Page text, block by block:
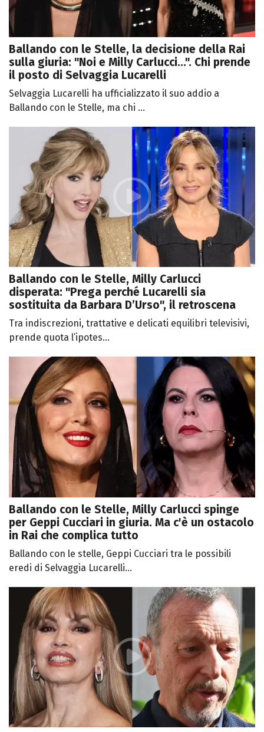
Ballando con le Stelle, la decisione della Rai
sulla giuria: "Noi e Milly Carlucci...". Chi prende
il posto di Selvaggia Lucarelli
Selvaggia Lucarelli ha ufficializzato il suo addio a
Ballando con le Stelle, ma chi ...
Ballando con le Stelle, Milly Carlucci
disperata: "Prega perché Lucarelli sia
sostituita da Barbara D’Urso", il retroscena
Tra indiscrezioni, trattative e delicati equilibri televisivi,
prende quota l’ipotes...
Ballando con le Stelle, Milly Carlucci spinge
per Geppi Cucciari in giuria. Ma c'è un ostacolo
in Rai che complica tutto
Ballando con le stelle, Geppi Cucciari tra le possibili
eredi di Selvaggia Lucarelli...